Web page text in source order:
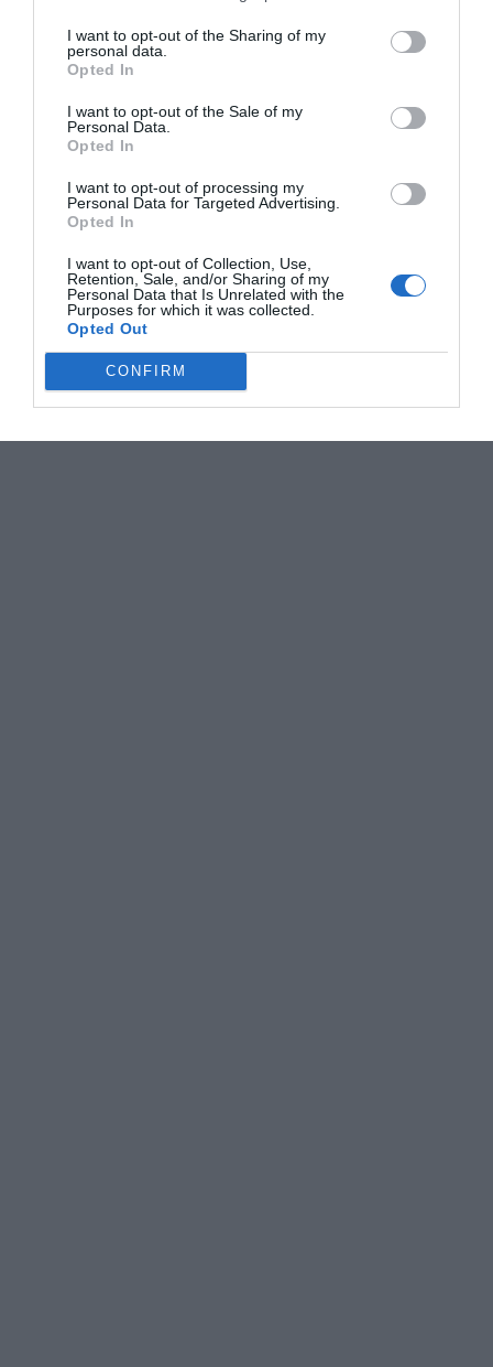
I want to opt-out of the Sharing of my
personal data.
Opted In
I want to opt-out of the Sale of my
Personal Data.
Opted In
I want to opt-out of processing my
Personal Data for Targeted Advertising.
Opted In
I want to opt-out of Collection, Use,
Retention, Sale, and/or Sharing of my
Personal Data that Is Unrelated with the
Purposes for which it was collected.
Opted Out
CONFIRM